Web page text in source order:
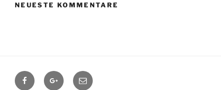
NEUESTE KOMMENTARE
FacebookGoogle+Contact